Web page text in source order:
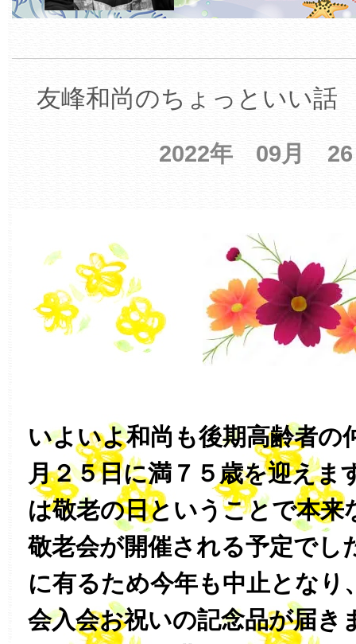
友峰和尚のちょっといい話
2022年 09月
いよいよ和尚も後期高齢者の
月２５日に満７５歳を迎えま
は敬老の日ということで本来
敬老会が開催される予定でし
に有るため今年も中止となり
会入会お祝いの記念品が届き